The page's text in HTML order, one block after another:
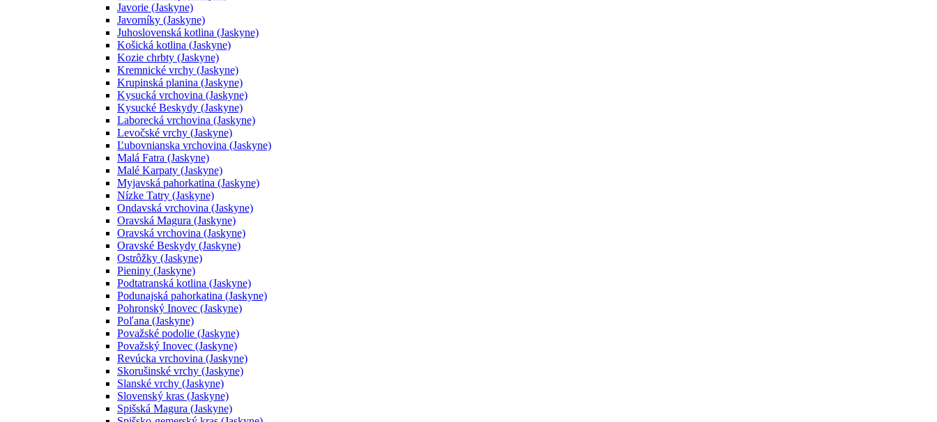
Javorie (Jaskyne)
Javorníky (Jaskyne)
Juhoslovenská kotlina (Jaskyne)
Košická kotlina (Jaskyne)
Kozie chrbty (Jaskyne)
Kremnické vrchy (Jaskyne)
Krupinská planina (Jaskyne)
Kysucká vrchovina (Jaskyne)
Kysucké Beskydy (Jaskyne)
Laborecká vrchovina (Jaskyne)
Levočské vrchy (Jaskyne)
Ľubovnianska vrchovina (Jaskyne)
Malá Fatra (Jaskyne)
Malé Karpaty (Jaskyne)
Myjavská pahorkatina (Jaskyne)
Nízke Tatry (Jaskyne)
Ondavská vrchovina (Jaskyne)
Oravská Magura (Jaskyne)
Oravská vrchovina (Jaskyne)
Oravské Beskydy (Jaskyne)
Ostrôžky (Jaskyne)
Pieniny (Jaskyne)
Podtatranská kotlina (Jaskyne)
Podunajská pahorkatina (Jaskyne)
Pohronský Inovec (Jaskyne)
Poľana (Jaskyne)
Považské podolie (Jaskyne)
Považský Inovec (Jaskyne)
Revúcka vrchovina (Jaskyne)
Skorušinské vrchy (Jaskyne)
Slanské vrchy (Jaskyne)
Slovenský kras (Jaskyne)
Spišská Magura (Jaskyne)